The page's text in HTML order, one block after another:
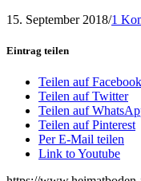
15. September 2018/1
Eintrag teilen
Teilen auf Facebook
Teilen auf Twitter
Teilen auf
Teilen auf Pinterest
Per E-Mail teilen
Link to Youtube